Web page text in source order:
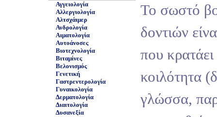
Αγγειολογία
Αλλεργιολογία
Αλτσχάιμερ
Ανδρολογία
Αιματολογία
Αυτοάνοσες
Βιοτεχνολογία
Βιταμίνες
Βελονισμός
Γενετική
Γαστρεντερολογία
Γυναικολογία
Δερματολογία
Διαιτολογία
Δυσανεξία
Το σωστό
δοντιών
που
κοιλότητα
γλώσσα,